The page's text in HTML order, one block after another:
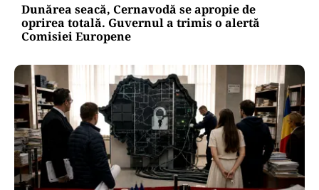
Dunărea seacă, Cernavodă se apropie de
oprirea totală. Guvernul a trimis o alertă
Comisiei Europene